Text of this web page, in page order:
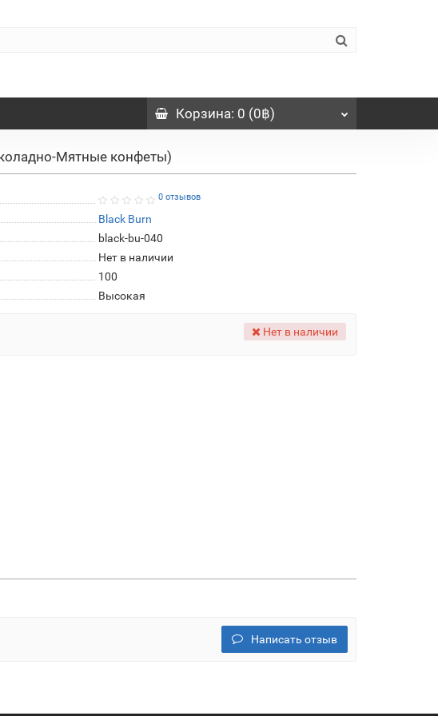
Корзина: 0 (0฿)
Мятные конфеты)
0 отзывов
Black Burn
black-bu-040
Нет в наличии
100
Высокая
Нет в наличии
Написать отзыв